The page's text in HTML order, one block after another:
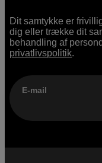
Dit samtykke er
dig eller trække dit
behandling af
privatlivspolitik.
E-mail